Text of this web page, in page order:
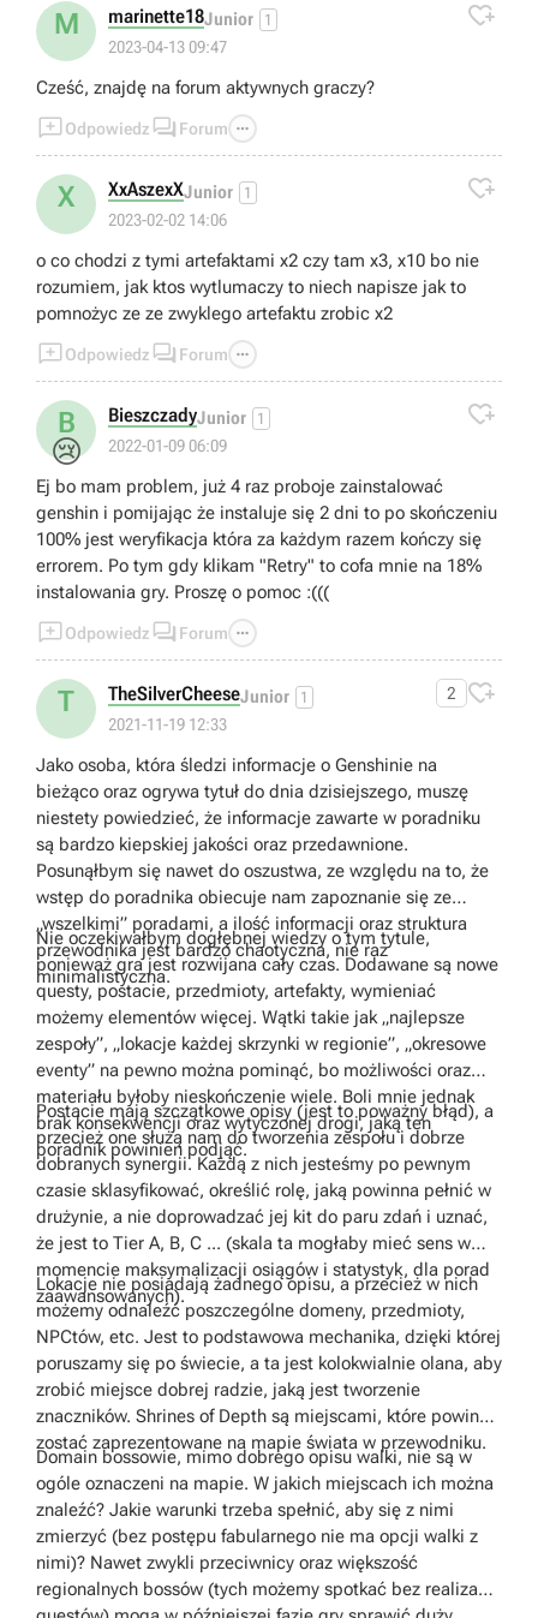
M marinette18Junior 1
2023-04-13 09:47

Cześć, znajdę na forum aktywnych graczy?
Odpowiedz  Forum 
X XxAszexXJunior 1
2023-02-02 14:06

o co chodzi z tymi artefaktami x2 czy tam x3, x10 bo nie
rozumiem, jak ktos wytlumaczy to niech napisze jak to
pomnożyc ze ze zwyklego artefaktu zrobic x2
Odpowiedz  Forum 
B
😢
BieszczadyJunior 1
2022-01-09 06:09

Ej bo mam problem, już 4 raz proboje zainstalować
genshin i pomijając że instaluje się 2 dni to po skończeniu
100% jest weryfikacja która za każdym razem kończy się
errorem. Po tym gdy klikam "Retry" to cofa mnie na 18%
instalowania gry. Proszę o pomoc :(((
Odpowiedz  Forum 
T TheSilverCheeseJunior 1
2021-11-19 12:33
2 
Jako osoba, która śledzi informacje o Genshinie na
bieżąco oraz ogrywa tytuł do dnia dzisiejszego, muszę
niestety powiedzieć, że informacje zawarte w poradniku
są bardzo kiepskiej jakości oraz przedawnione.
Posunąłbym się nawet do oszustwa, ze względu na to, że
wstęp do poradnika obiecuje nam zapoznanie się ze
„wszelkimi” poradami, a ilość informacji oraz struktura
przewodnika jest bardzo chaotyczna, nie raz
minimalistyczna.
Nie oczekiwałbym dogłębnej wiedzy o tym tytule,
ponieważ gra jest rozwijana cały czas. Dodawane są nowe
questy, postacie, przedmioty, artefakty, wymieniać
możemy elementów więcej. Wątki takie jak „najlepsze
zespoły”, „lokacje każdej skrzynki w regionie”, „okresowe
eventy” na pewno można pominąć, bo możliwości oraz
materiału byłoby nieskończenie wiele. Boli mnie jednak
brak konsekwencji oraz wytyczonej drogi, jaką ten
poradnik powinien podjąć.
Postacie mają szczątkowe opisy (jest to poważny błąd), a
przecież one służą nam do tworzenia zespołu i dobrze
dobranych synergii. Każdą z nich jesteśmy po pewnym
czasie sklasyfikować, określić rolę, jaką powinna pełnić w
drużynie, a nie doprowadzać jej kit do paru zdań i uznać,
że jest to Tier A, B, C ... (skala ta mogłaby mieć sens w
momencie maksymalizacji osiągów i statystyk, dla porad
zaawansowanych).
Lokacje nie posiadają żadnego opisu, a przecież w nich
możemy odnaleźć poszczególne domeny, przedmioty,
NPCtów, etc. Jest to podstawowa mechanika, dzięki której
poruszamy się po świecie, a ta jest kolokwialnie olana, aby
zrobić miejsce dobrej radzie, jaką jest tworzenie
znaczników. Shrines of Depth są miejscami, które powinny
zostać zaprezentowane na mapie świata w przewodniku.
Domain bossowie, mimo dobrego opisu walki, nie są w
ogóle oznaczeni na mapie. W jakich miejscach ich można
znaleźć? Jakie warunki trzeba spełnić, aby się z nimi
zmierzyć (bez postępu fabularnego nie ma opcji walki z
nimi)? Nawet zwykli przeciwnicy oraz większość
regionalnych bossów (tych możemy spotkać bez realizacji